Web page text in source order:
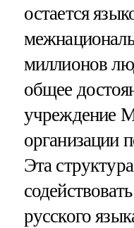
остается
миллионов
общее
учреждение
организации
Эта
русского